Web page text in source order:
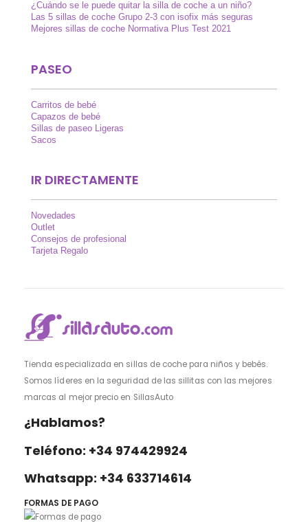
¿Cuándo se le puede quitar la silla de coche a un niño?
Las 5 sillas de coche Grupo 2-3 con isofix más seguras
Mejores sillas de coche Normativa Plus Test 2021
PASEO
Carritos de bebé
Capazos de bebé
Sillas de paseo Ligeras
Sacos
IR DIRECTAMENTE
Novedades
Outlet
Consejos de profesional
Tarjeta Regalo
Tienda especializada en sillas de coche para niños y bebés.
Somos líderes en la seguridad de las sillitas con las mejores
marcas al mejor precio en SillasAuto
¿Hablamos?
Teléfono: +34 974429924
Whatsapp: +34 633714614
FORMAS DE PAGO